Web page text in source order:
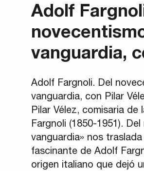
Adolf
vanguardia,
Adolf Fargnoli. Del
vanguardia, con Pilar
Pilar Vélez, comisaria de
Fargnoli (1850-1951).
vanguardia» nos
fascinante de Adolf
origen italiano que dejó